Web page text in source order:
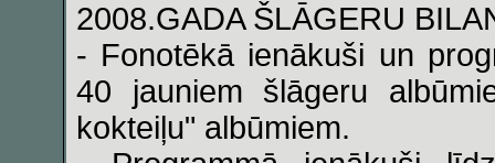
2008.GADA ŠLĀGERU
- Fonotēkā ienākuši un
40 jauniem šlāgeru
kokteiļu" albūmiem.